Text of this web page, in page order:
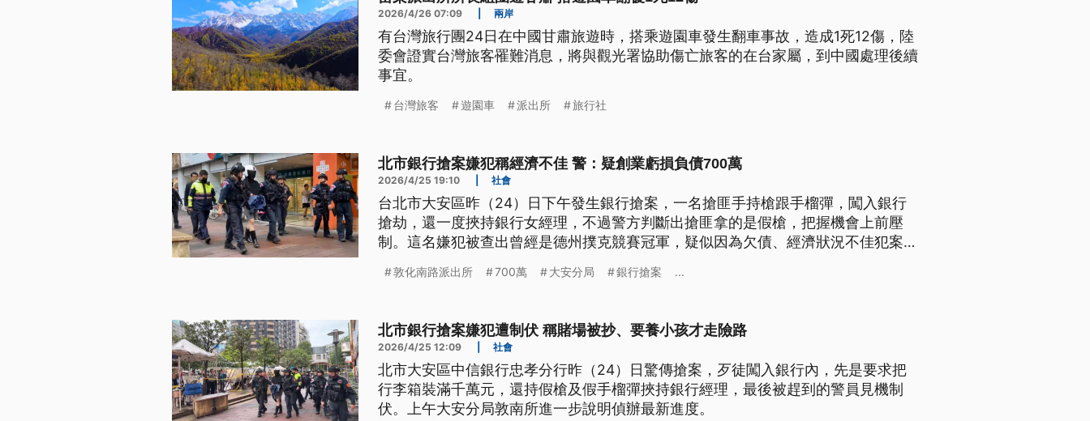
2026/4/26 07:09 兩岸
有台灣旅行團24日在中國甘肅旅遊時，搭乘遊園車發生翻車事故，造成1死12傷，陸
委會證實台灣旅客罹難消息，將與觀光署協助傷亡旅客的在台家屬，到中國處理後續
事宜。
台灣旅客 遊園車 派出所 旅行社
北市銀行搶案嫌犯稱經濟不佳 警：疑創業虧損負債700萬
2026/4/25 19:10 社會
台北市大安區昨（24）日下午發生銀行搶案，一名搶匪手持槍跟手榴彈，闖入銀行
搶劫，還一度挾持銀行女經理，不過警方判斷出搶匪拿的是假槍，把握機會上前壓
制。這名嫌犯被查出曾經是德州撲克競賽冠軍，疑似因為欠債、經濟狀況不佳犯案，
敦化南路派出所 700萬 大安分局 銀行搶案 ...
北市銀行搶案嫌犯遭制伏 稱賭場被抄、要養小孩才走險路
2026/4/25 12:09 社會
北市大安區中信銀行忠孝分行昨（24）日驚傳搶案，歹徒闖入銀行內，先是要求把
行李箱裝滿千萬元，還持假槍及假手榴彈挾持銀行經理，最後被趕到的警員見機制
伏。上午大安分局敦南所進一步說明偵辦最新進度。